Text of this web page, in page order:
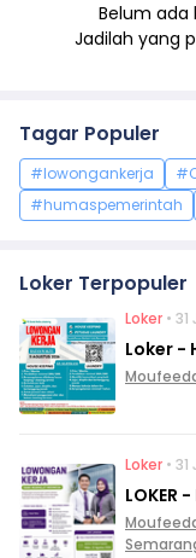
Belum ada
Jadilah yang
Tagar Populer
#lowongankerja
#humaspemerintah
Loker Terpopuler
Loker •
Loker -
Loker •
LOKER